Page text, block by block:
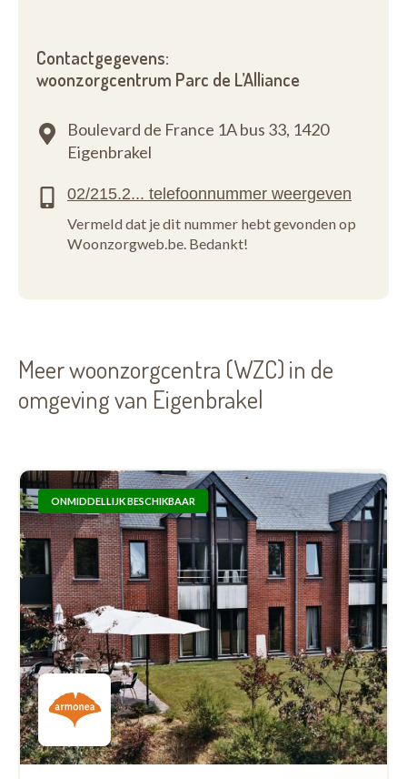
Contactgegevens:
woonzorgcentrum Parc de L’Alliance
Boulevard de France 1A bus 33, 1420
Eigenbrakel
Vermeld dat je dit nummer hebt gevonden op
Woonzorgweb.be. Bedankt!
Meer woonzorgcentra (WZC) in de
omgeving van Eigenbrakel
ONMIDDELLIJK BESCHIKBAAR